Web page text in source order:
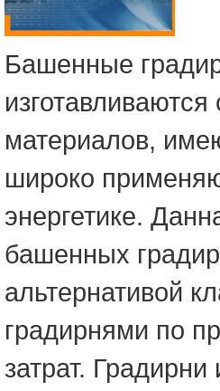
Башенные
материалов,
широко
энергетике.
башенных
альтернативой
градирнями по
затрат.